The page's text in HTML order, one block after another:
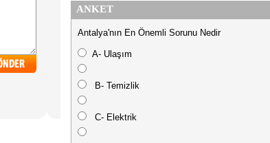
ANKET
Antalya'nın En Önemli Sorunu Nedir
A- Ulaşım
B- Temizlik
C- Elektrik